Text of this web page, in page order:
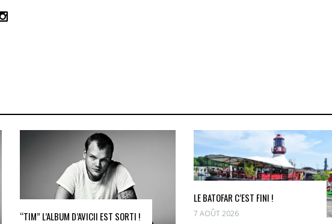
“TIM” L’ALBUM D’AVICII EST SORTI !
LE BATOFAR C’EST FINI !
7 AOÛT 2026